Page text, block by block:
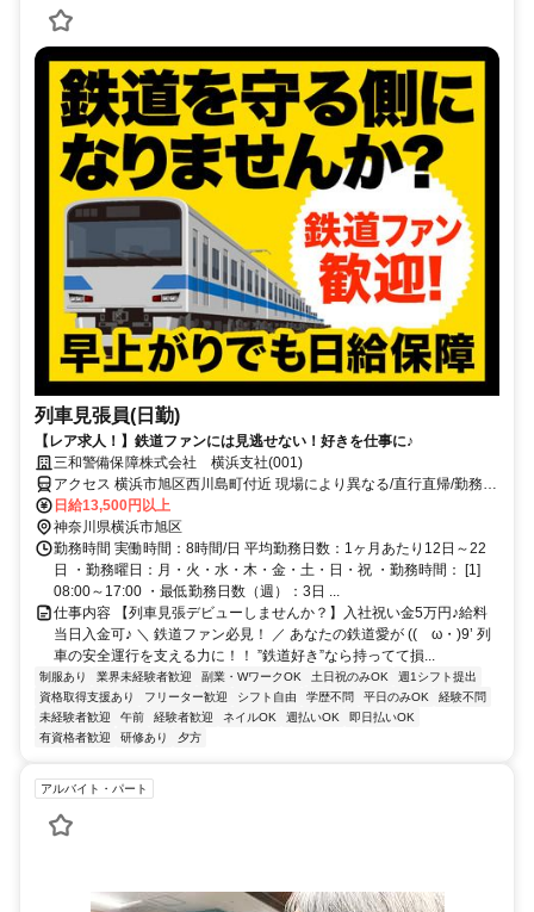
列車見張員(日勤)
【レア求人！】鉄道ファンには見逃せない！好きを仕事に♪
三和警備保障株式会社 横浜支社(001)
アクセス 横浜市旭区西川島町付近 現場により異なる/直行直帰/勤務地
相談可 ■週3日～■電話面接■即日勤務
日給13,500円以上
神奈川県横浜市旭区
勤務時間 実働時間：8時間/日 平均勤務日数：1ヶ月あたり12日～22
日 ・勤務曜日：月・火・水・木・金・土・日・祝 ・勤務時間： [1]
08:00～17:00 ・最低勤務日数（週）：3日 ...
仕事内容 【列車見張デビューしませんか？】入社祝い金5万円♪給料
当日入金可♪ ＼ 鉄道ファン必見！ ／ あなたの鉄道愛が ((ゝω・)9’ 列
車の安全運行を支える力に！！ ”鉄道好き”なら持ってて損...
制服あり 業界未経験者歓迎 副業・WワークOK 土日祝のみOK
週1シフト提出
資格取得支援あり
フリーター歓迎 シフト自由 学歴不問 平日のみOK
経験不問
未経験者歓迎
午前 経験者歓迎 ネイルOK 週払いOK
即日払いOK
有資格者歓迎
研修あり 夕方
アルバイト・パート